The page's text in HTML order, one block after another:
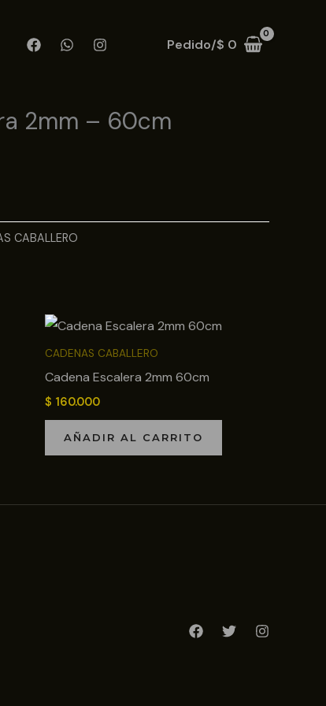
Pedido/$ 0
2mm – 60cm
CABALLERO
CADENAS CABALLERO
Cadena Escalera 2mm 60cm
$ 160.000
AÑADIR AL CARRITO